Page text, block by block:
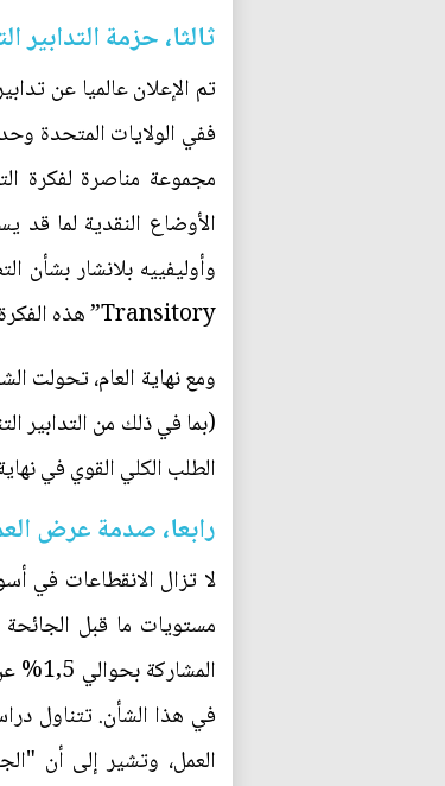
ثالثا، حزمة
الأوضاع النقدية لما
Transitory” هذه الفكرة وأشاروا إلى أن التبعات التضخمية لحزم التنشيط الحكومية ستكون مؤقتة أو طفيفة على الأرجح.
ومع نهاية العام، تحولت
(بما في ذلك من التدابير
الطلب الكلي القوي في
رابعا، صدمة عرض
لا تزال الانقطاعات في
مستويات ما قبل
العمل، وتشير إلى أن